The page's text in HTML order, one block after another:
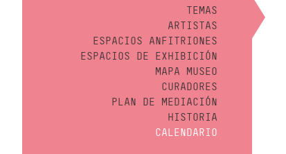
TEMAS
ARTISTAS
ESPACIOS ANFITRIONES
ESPACIOS DE EXHIBICIÓN
MAPA MUSEO
CURADORES
PLAN DE MEDIACIÓN
HISTORIA
CALENDARIO